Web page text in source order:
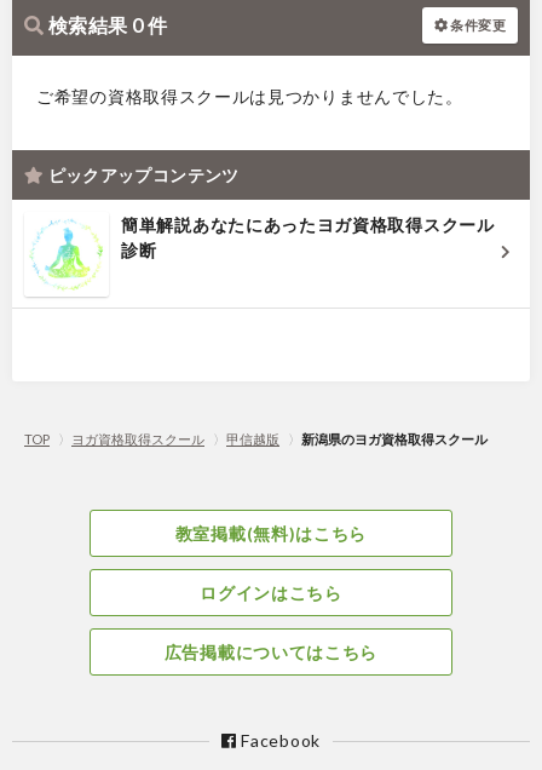
検索結果 0 件 条件変更
ご希望の資格取得スクールは見つかりませんでした。
ピックアップコンテンツ
簡単解説あなたにあったヨガ資格取得スクール
診断
TOP 〉 ヨガ資格取得スクール 〉 甲信越版 〉 新潟県のヨガ資格取得スクール
教室掲載(無料)はこちら
ログインはこちら
広告掲載についてはこちら
Facebook